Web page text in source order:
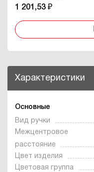
1 201,53 ₽
Характеристики
Основные
Вид ручки
Межцентровое
расстояние
Цвет изделия
Цветовая группа